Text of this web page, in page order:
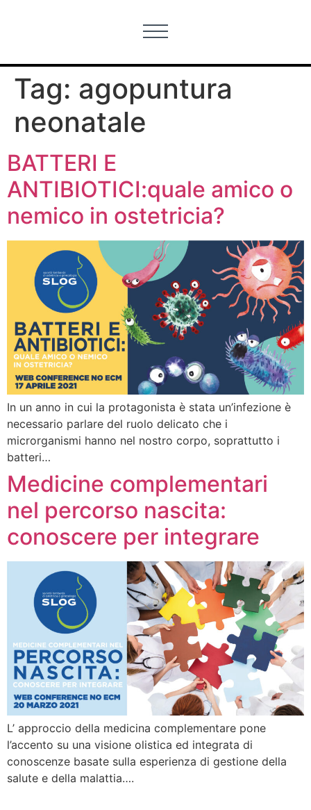
Tag: agopuntura
neonatale
BATTERI E
ANTIBIOTICI:quale amico o
nemico in ostetricia?
In un anno in cui la protagonista è stata un’infezione è
necessario parlare del ruolo delicato che i
microrganismi hanno nel nostro corpo, soprattutto i
batteri…
Medicine complementari
nel percorso nascita:
conoscere per integrare
L’ approccio della medicina complementare pone
l’accento su una visione olistica ed integrata di
conoscenze basate sulla esperienza di gestione della
salute e della malattia….